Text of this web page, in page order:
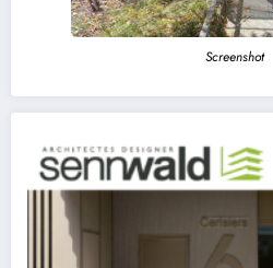
Screenshot